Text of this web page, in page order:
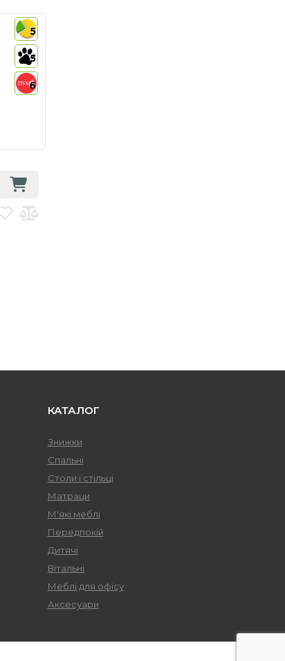
5
5
6
КАТАЛОГ
Знижки
Спальні
Столи і стільці
Матраци
М'які меблі
Передпокій
Дитячі
Вітальні
Меблі для офісу
Аксесуари